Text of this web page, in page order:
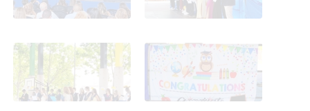
Final de Curso 25-26
CEIPSO MARÍA MOLINER
Final de Curso 25-26
CEIPSO MARÍA MOLINER